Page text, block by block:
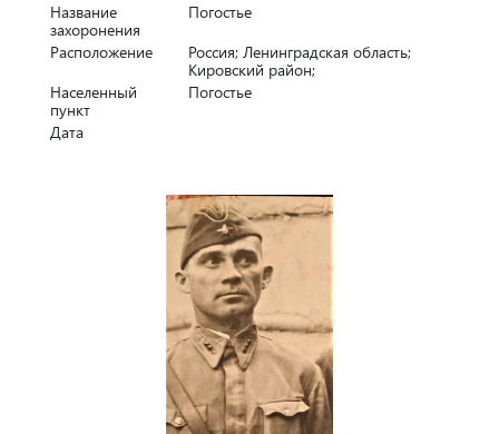
Название
захоронения
Погостье
Расположение
Россия; Ленинградская область;
Кировский район;
Населенный
пункт
Погостье
Дата